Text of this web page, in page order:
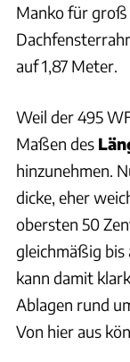
Manko für groß
auf 1,87 Meter.
Weil der 495
Maßen des
hinzunehmen.
dicke, eher
obersten 50
gleichmäßig bis
kann damit
Ablagen rund
Von hier aus